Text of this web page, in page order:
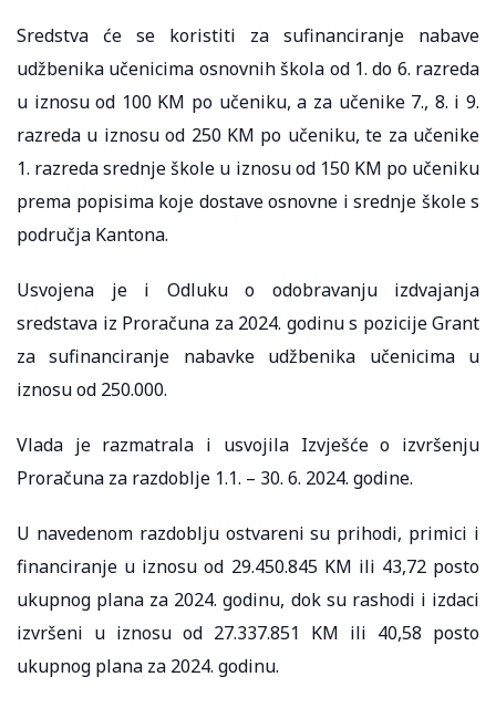
Sredstva će se koristiti za sufinanciranje nabave
udžbenika učenicima osnovnih škola od 1. do 6. razreda
u iznosu od 100 KM po učeniku, a za učenike 7., 8. i 9.
razreda u iznosu od 250 KM po učeniku, te za učenike
1. razreda srednje škole u iznosu od 150 KM po učeniku
prema popisima koje dostave osnovne i srednje škole s
područja Kantona.
Usvojena je i Odluku o odobravanju izdvajanja
sredstava iz Proračuna za 2024. godinu s pozicije Grant
za sufinanciranje nabavke udžbenika učenicima u
iznosu od 250.000.
Vlada je razmatrala i usvojila Izvješće o izvršenju
Proračuna za razdoblje 1.1. – 30. 6. 2024. godine.
U navedenom razdoblju ostvareni su prihodi, primici i
financiranje u iznosu od 29.450.845 KM ili 43,72 posto
ukupnog plana za 2024. godinu, dok su rashodi i izdaci
izvršeni u iznosu od 27.337.851 KM ili 40,58 posto
ukupnog plana za 2024. godinu.